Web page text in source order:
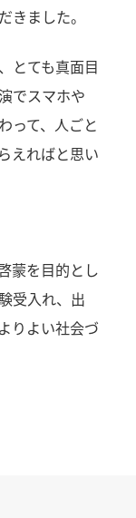
きました。
とても真面目
でスマホや
って、人ごと
えればと思い
蒙を目的とし
受入れ、出
りよい社会づ